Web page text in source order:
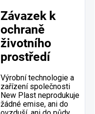
Závazek k
ochraně
životního
prostředí
Výrobní technologie a
zařízení společnosti
New Plast neprodukuje
žádné emise, ani do